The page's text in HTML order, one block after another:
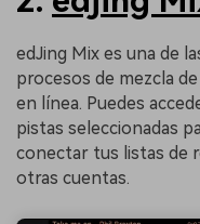
edJing Mix es una de
procesos de mezcla
en línea. Puedes
pistas seleccionadas
conectar tus listas de
otras cuentas.